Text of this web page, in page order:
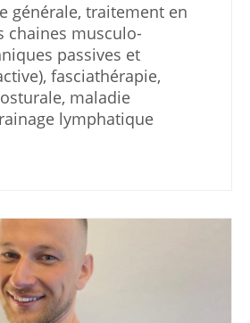
générale, traitement en
chaines musculo-
passives et
fasciathérapie,
maladie
lymphatique